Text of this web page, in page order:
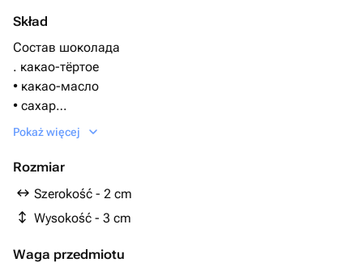
Skład
Состав шоколада
. какао-тёртое
• какао-масло
• сахар
• лецитин (эмульгатор, чаще соевый)
Начинка -лимонный крем с лимонным джемом
Pokaż więcej
Rozmiar
Szerokość - 2 cm
Wysokość - 3 cm
Waga przedmiotu